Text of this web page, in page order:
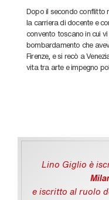
Dopo il secondo conflitto
la carriera di docente e
convento toscano in cui
bombardamento che
Firenze, e si recò a
vita tra arte e impegno
Lino Giglio è
e iscritto al ruolo